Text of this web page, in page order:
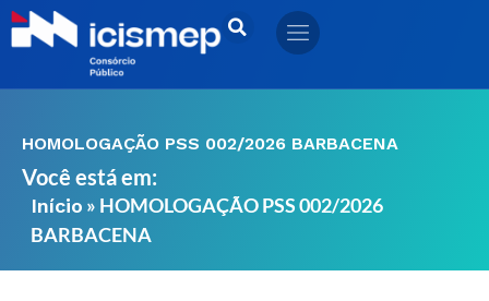
Ir
para
HOMOLOGAÇÃO PSS 002/2026 BARBACENA
Você está em:
Início » HOMOLOGAÇÃO PSS 002/2026
BARBACENA